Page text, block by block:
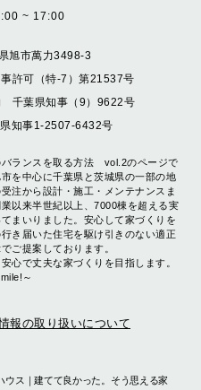
~ 17:00
旭市萬力3498-3
許可（特-7）第21537号
千葉県知事（9）9622号
知事1-2507-6432号
バランスを取る方法 vol.2のページで
を中心に千葉県と茨城県の一部の地
注から設計・施工・メンテナンスま
以来半世紀以上、7000棟を超える実
まいりました。安心して家づくりを
き届いた住宅を駆け引きのない適正
ご提案しております。
心で丈夫な家づくりを目指します。
～
報の取り扱いについて
ス｜建てて良かった。そう思える家